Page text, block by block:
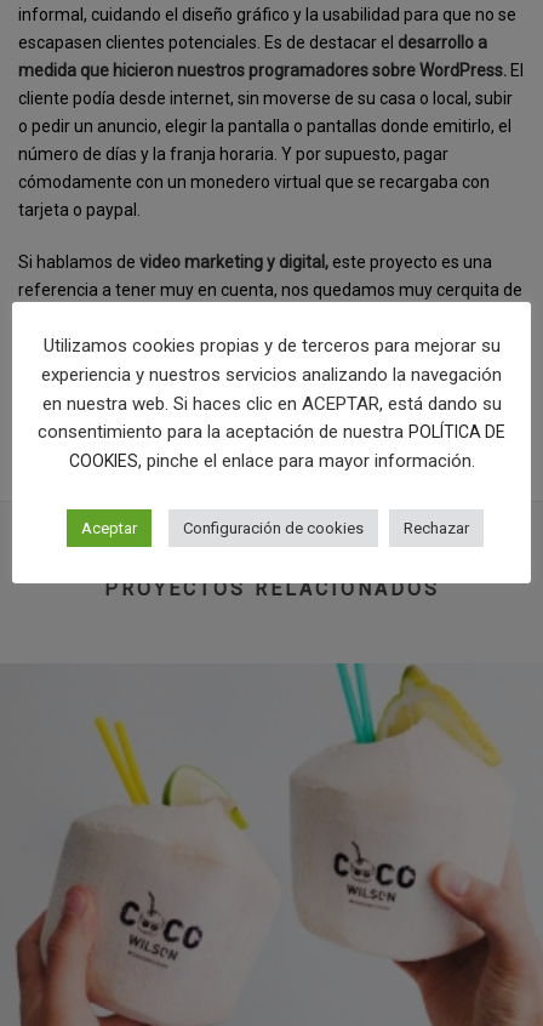
informal, cuidando el diseño gráfico y la usabilidad para que no se
escapasen clientes potenciales. Es de destacar el desarrollo a
medida que hicieron nuestros programadores sobre WordPress. El
cliente podía desde internet, sin moverse de su casa o local, subir
o pedir un anuncio, elegir la pantalla o pantallas donde emitirlo, el
número de días y la franja horaria. Y por supuesto, pagar
cómodamente con un monedero virtual que se recargaba con
tarjeta o paypal.
Si hablamos de video marketing y digital, este proyecto es una
referencia a tener muy en cuenta, nos quedamos muy cerquita de
[categorias]
PROYECTOS RELACIONADOS
Utilizamos cookies propias y de terceros para mejorar su
experiencia y nuestros servicios analizando la navegación
en nuestra web. Si haces clic en ACEPTAR, está dando su
consentimiento para la aceptación de nuestra POLÍTICA DE
COOKIES, pinche el enlace para mayor información.
Aceptar Configuración de cookies Rechazar